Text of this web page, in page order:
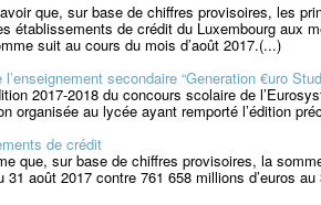
que, sur base de chiffres provisoires, les
établissements de crédit du Luxembourg aux
suit au cours du mois d’août 2017.(...)
secondaire “Generation €uro
2017-2018 du concours scolaire de
organisée au lycée ayant remporté l’édition
de crédit
que, sur base de chiffres provisoires, la
31 août 2017 contre 761 658 millions d’euros